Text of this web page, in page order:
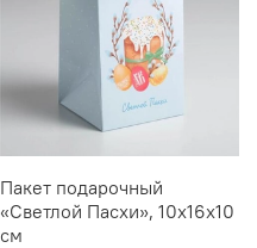
Пакет подарочный
«Светлой Пасхи», 10х16х10
см